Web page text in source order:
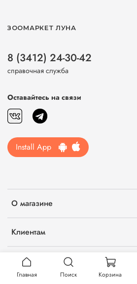
О магазине
Клиентам
Информация
ЗООМАРКЕТ ЛУНА
8 (3412) 24-30-42
справочная служба
Оставайтесь на связи
Install App
Главная Поиск Корзина